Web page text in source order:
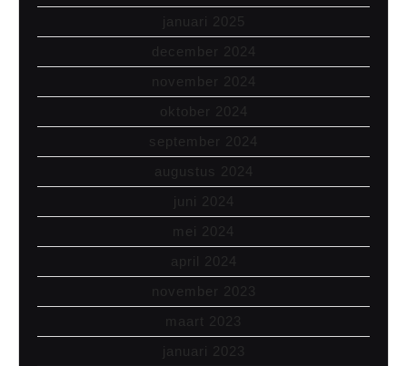
januari 2025
december 2024
november 2024
oktober 2024
september 2024
augustus 2024
juni 2024
mei 2024
april 2024
november 2023
maart 2023
januari 2023